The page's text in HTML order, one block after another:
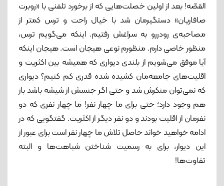
القصّه! بعد از اولین خصلت‌هایی که از برخورد تلفنی با «روبرت
صافاریان» دستگیرمان شد با خیال راحت و ترس کمتر از
مصاحبه‌ی رودررو به سراغش رفتیم. اینکه می‌گویم ترس،
منظور خاصی دارم. منظورم نوعی هیجان است. هیجان اینکه
آیا موفق می‌شویم از بلندی دیواری که همیشه بین اکثریت و
اقلیت‌های جامعه‌مان کشیده شده قدری کم کنیم؟ دیواری
که نمی‌توان منکرش شد و حتی اگر جنسش از شیشه باشد باز
هم وجود دارد؛ حتی برای ما چهار نفر! ما چهار نفری که دو
نفرمان از اقلیت بودند و دو نفر دیگر از اکثریت. گفتگویی که در
ادامه خواهید خواند حاصل تلاش ما چهار نفر است برای عبور از
این دیوار، برای به رسمیت شناختن شباهت‌ها و البته
تفاوت‌ها!